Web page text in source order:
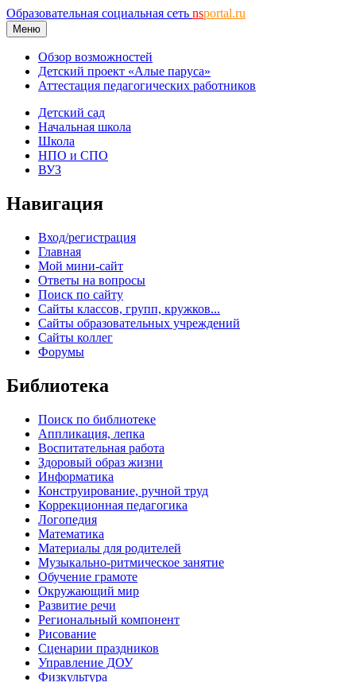
Образовательная социальная сеть nsportal.ru
Меню
Обзор возможностей
Детский проект «Алые паруса»
Аттестация педагогических работников
Детский сад
Начальная школа
Школа
НПО и СПО
ВУЗ
Навигация
Вход/регистрация
Главная
Мой мини-сайт
Ответы на вопросы
Поиск по сайту
Сайты классов, групп, кружков...
Сайты образовательных учреждений
Сайты коллег
Форумы
Библиотека
Поиск по библиотеке
Аппликация, лепка
Воспитательная работа
Здоровый образ жизни
Информатика
Конструирование, ручной труд
Коррекционная педагогика
Логопедия
Математика
Материалы для родителей
Музыкально-ритмическое занятие
Обучение грамоте
Окружающий мир
Развитие речи
Региональный компонент
Рисование
Сценарии праздников
Управление ДОУ
Физкультура